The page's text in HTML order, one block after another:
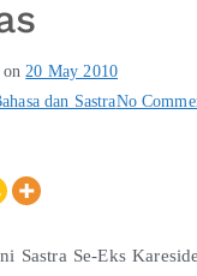
on 20 May 2010
dan SastraNo
Sastra Se-Eks